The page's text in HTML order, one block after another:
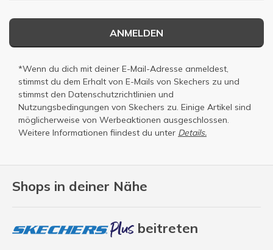
Shops in deiner Nähe
beitreten
ANMELDEN
*Wenn du dich mit deiner E-Mail-Adresse anmeldest,
stimmst du dem Erhalt von E-Mails von Skechers zu und
stimmst den Datenschutzrichtlinien und
Nutzungsbedingungen von Skechers zu. Einige Artikel sind
möglicherweise von Werbeaktionen ausgeschlossen.
Weitere Informationen fiindest du unter Details.